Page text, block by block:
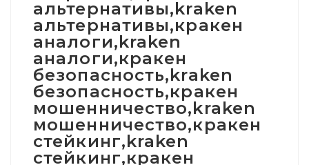
альтернативы,kraken
альтернативы,кракен
аналоги,kraken
аналоги,кракен
безопасность,kraken
безопасность,кракен
мошенничество,kraken
мошенничество,кракен
стейкинг,kraken
стейкинг,кракен